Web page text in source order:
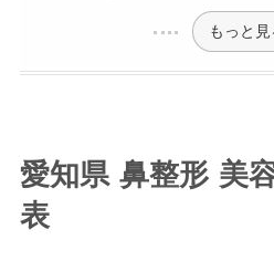
もっと見
愛知県 鼻整形 美
表